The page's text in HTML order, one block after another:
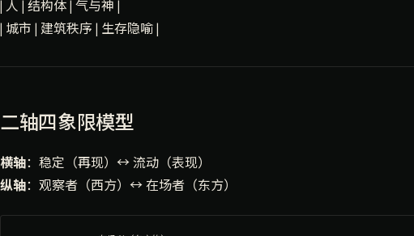
| 人 | 结构体 | 气与神 |
| 城市 | 建筑秩序 | 生存隐喻 |
二轴四象限模型
横轴：稳定（再现）↔ 流动（表现）
纵轴：观察者（西方）↔ 在场者（东方）